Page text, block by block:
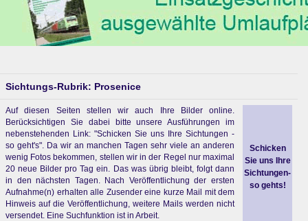
Sichtungs-Rubrik: Prosenice
Auf diesen Seiten stellen wir auch Ihre Bilder online.
Berücksichtigen Sie dabei bitte unsere Ausführungen im
nebenstehenden Link: "Schicken Sie uns Ihre Sichtungen -
so geht's". Da wir an manchen Tagen sehr viele an anderen
wenig Fotos bekommen, stellen wir in der Regel nur maximal
20 neue Bilder pro Tag ein. Das was übrig bleibt, folgt dann
in den nächsten Tagen. Nach Veröffentlichung der ersten
Aufnahme(n) erhalten alle Zusender eine kurze Mail mit dem
Hinweis auf die Veröffentlichung, weitere Mails werden nicht
versendet. Eine Suchfunktion ist in Arbeit.
Schicken
Sie uns Ihre
Sichtungen-
so gehts!